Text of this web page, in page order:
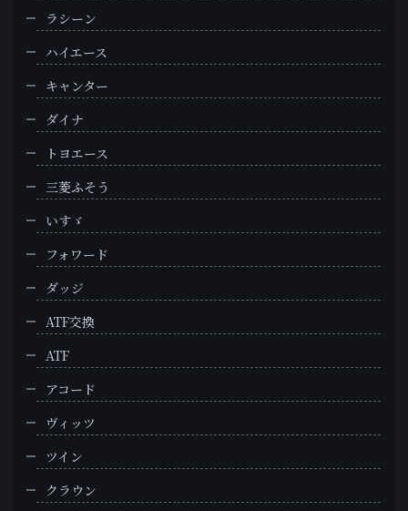
ラシーン
ハイエース
キャンター
ダイナ
トヨエース
三菱ふそう
いすゞ
フォワード
ダッジ
ATF交換
ATF
アコード
ヴィッツ
ツイン
クラウン